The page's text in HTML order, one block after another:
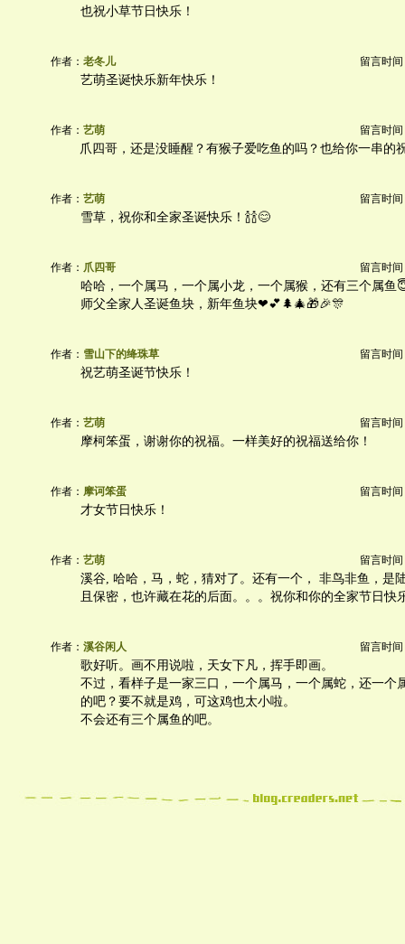
也祝小草节日快乐！
作者： 老冬儿 留言时间
艺萌圣诞快乐新年快乐！
作者： 艺萌 留言时间
爪四哥，还是没睡醒？有猴子爱吃鱼的吗？也给你一串
作者： 艺萌 留言时间
雪草，祝你和全家圣诞快乐！🍾🍾😊
作者： 爪四哥 留言时间
哈哈，一个属马，一个属小龙，一个属猴，还有三个属鱼
师父全家人圣诞鱼块，新年鱼块❤💕🌲🎄🎁🎉🎊
作者： 雪山下的绛珠草 留言时间
祝艺萌圣诞节快乐！
作者： 艺萌 留言时间
摩柯笨蛋，谢谢你的祝福。一样美好的祝福送给你！
作者： 摩诃笨蛋 留言时间
才女节日快乐！
作者： 艺萌 留言时间
溪谷, 哈哈，马，蛇，猜对了。还有一个， 非鸟非鱼，是
且保密，也许藏在花的后面。。。祝你和你的全家节日快
作者： 溪谷闲人 留言时间
歌好听。画不用说啦，天女下凡，挥手即画。
不过，看样子是一家三口，一个属马，一个属蛇，还一个
的吧？要不就是鸡，可这鸡也太小啦。
不会还有三个属鱼的吧。